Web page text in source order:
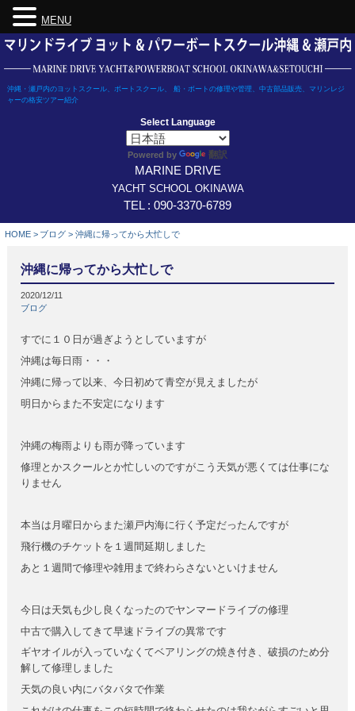
Skip
content
沖縄・瀬戸内のヨットスクール、ボートスクール、 船・ボートの修理や管理、中古部品販売、マリンレジ
ャーの格安ツアー紹介
Select Language
Powered by 翻訳
MARINE DRIVE
YACHT SCHOOL OKINAWA
TEL : 090-3370-6789
HOME > ブログ > 沖縄に帰ってから大忙しで
沖縄に帰ってから大忙しで
2020/12/11
ブログ
すでに１０日が過ぎようとしていますが
沖縄は毎日雨・・・
沖縄に帰って以来、今日初めて青空が見えましたが
明日からまた不安定になります
沖縄の梅雨よりも雨が降っています
修理とかスクールとか忙しいのですがこう天気が悪くては仕事にな
りません
本当は月曜日からまた瀬戸内海に行く予定だったんですが
飛行機のチケットを１週間延期しました
あと１週間で修理や雑用まで終わらさないといけません
今日は天気も少し良くなったのでヤンマードライブの修理
中古で購入してきて早速ドライブの異常です
ギヤオイルが入っていなくてベアリングの焼き付き、破損のため分
解して修理しました
天気の良い内にバタバタで作業
MENU